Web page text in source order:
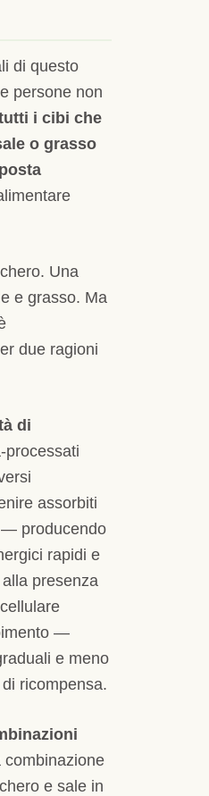
di questo
persone non
i cibi che
o grasso
Una
e grasso. Ma
due ragioni
di
processati
assorbiti
— producendo
rapidi e
presenza
—
e meno
ricompensa.
combinazione
e sale in